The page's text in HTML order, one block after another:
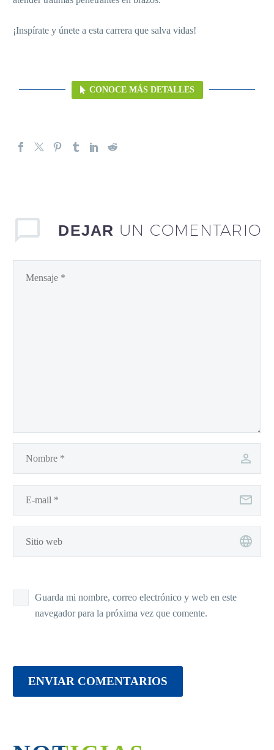
¡Inspírate y únete a esta carrera que salva vidas!
CONOCE MÁS DETALLES
DEJAR UN COMENTARIO
Guarda mi nombre, correo electrónico y web en este
navegador para la próxima vez que comente.
ENVIAR COMENTARIOS